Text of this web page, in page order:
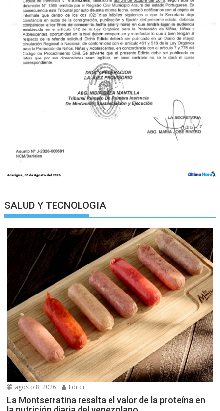
SALUD Y TECNOLOGIA
agosto 8, 2026 Editor
La Montserratina resalta el valor de la proteína en